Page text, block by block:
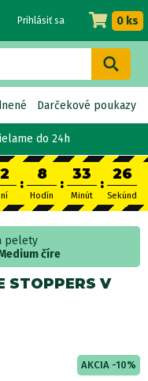
do 24h
Prihlásiť sa 0 ks
Darčekové poukazy
:
8
Hodín
:
33
Minút
:
25
Sekúnd
pelety
číre
STOPPERS V
AKCIA -10%